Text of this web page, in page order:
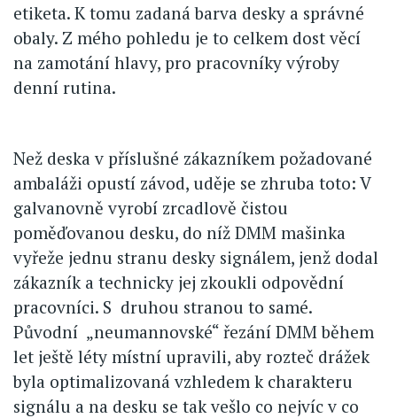
etiketa. K tomu zadaná barva desky a správné
obaly. Z mého pohledu je to celkem dost věcí
na zamotání hlavy, pro pracovníky výroby
denní rutina.
Než deska v příslušné zákazníkem požadované
ambaláži opustí závod, uděje se zhruba toto: V
galvanovně vyrobí zrcadlově čistou
poměďovanou desku, do níž DMM mašinka
vyřeže jednu stranu desky signálem, jenž dodal
zákazník a technicky jej zkoukli odpovědní
pracovníci. S druhou stranou to samé.
Původní „neumannovské“ řezání DMM během
let ještě léty místní upravili, aby rozteč drážek
byla optimalizovaná vzhledem k charakteru
signálu a na desku se tak vešlo co nejvíc v co